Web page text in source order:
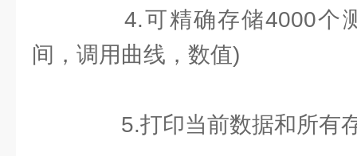
4.可精确存储4000个
间，调用曲线，数值)
5.打印当前数据和所有